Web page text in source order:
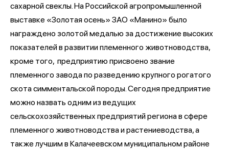
сахарной свеклы. На Российской агропромышленной
выставке «Золотая осень» ЗАО «Манино» было
награждено золотой медалью за достижение высоких
показателей в развитии племенного животноводства,
кроме того, предприятию присвоено звание
племенного завода по разведению крупного рогатого
скота симментальской породы. Сегодня предприятие
можно назвать одним из ведущих
сельскохозяйственных предприятий региона в сфере
племенного животноводства и растениеводства, а
также лучшим в Калачеевском муниципальном районе